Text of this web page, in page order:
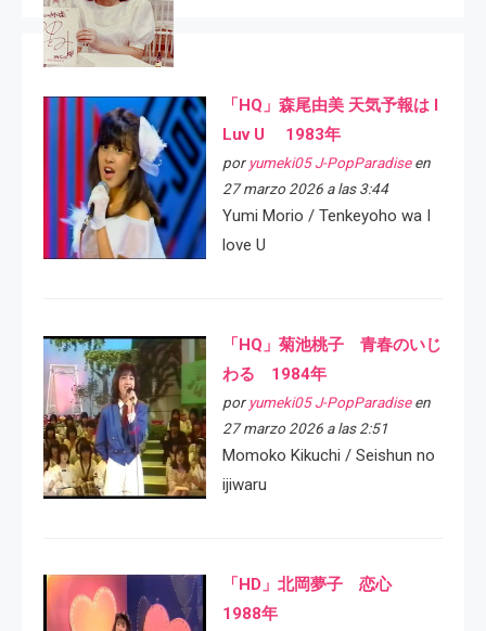
「HQ」森尾由美 天気予報は I
Luv U 1983年
por yumeki05 J-PopParadiseen
27 marzo 2026 a las 3:44
Yumi Morio / Tenkeyoho wa I
love U
「HQ」菊池桃子 青春のいじ
わる 1984年
por yumeki05 J-PopParadiseen
27 marzo 2026 a las 2:51
Momoko Kikuchi / Seishun no
ijiwaru
「HD」北岡夢子 恋心
1988年